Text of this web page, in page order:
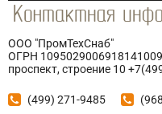
ООО "ПромТехСнаб"
ОГРН
проспект, строение 10
(499) 271-9485